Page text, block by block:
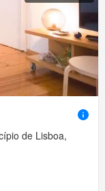
de Lisboa,